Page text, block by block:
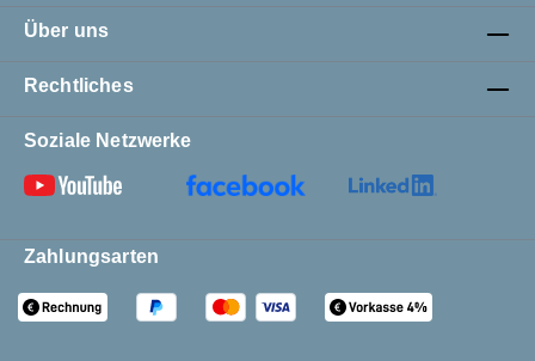
Über uns
Rechtliches
Soziale Netzwerke
Zahlungsarten